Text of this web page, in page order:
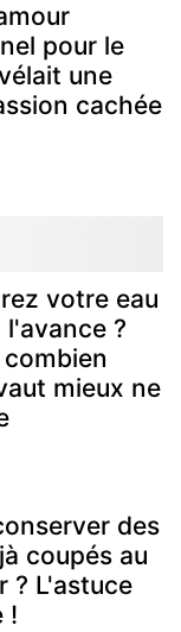
pour le
une
cachée
votre eau
?
mieux ne
des
coupés au
? L'astuce
!